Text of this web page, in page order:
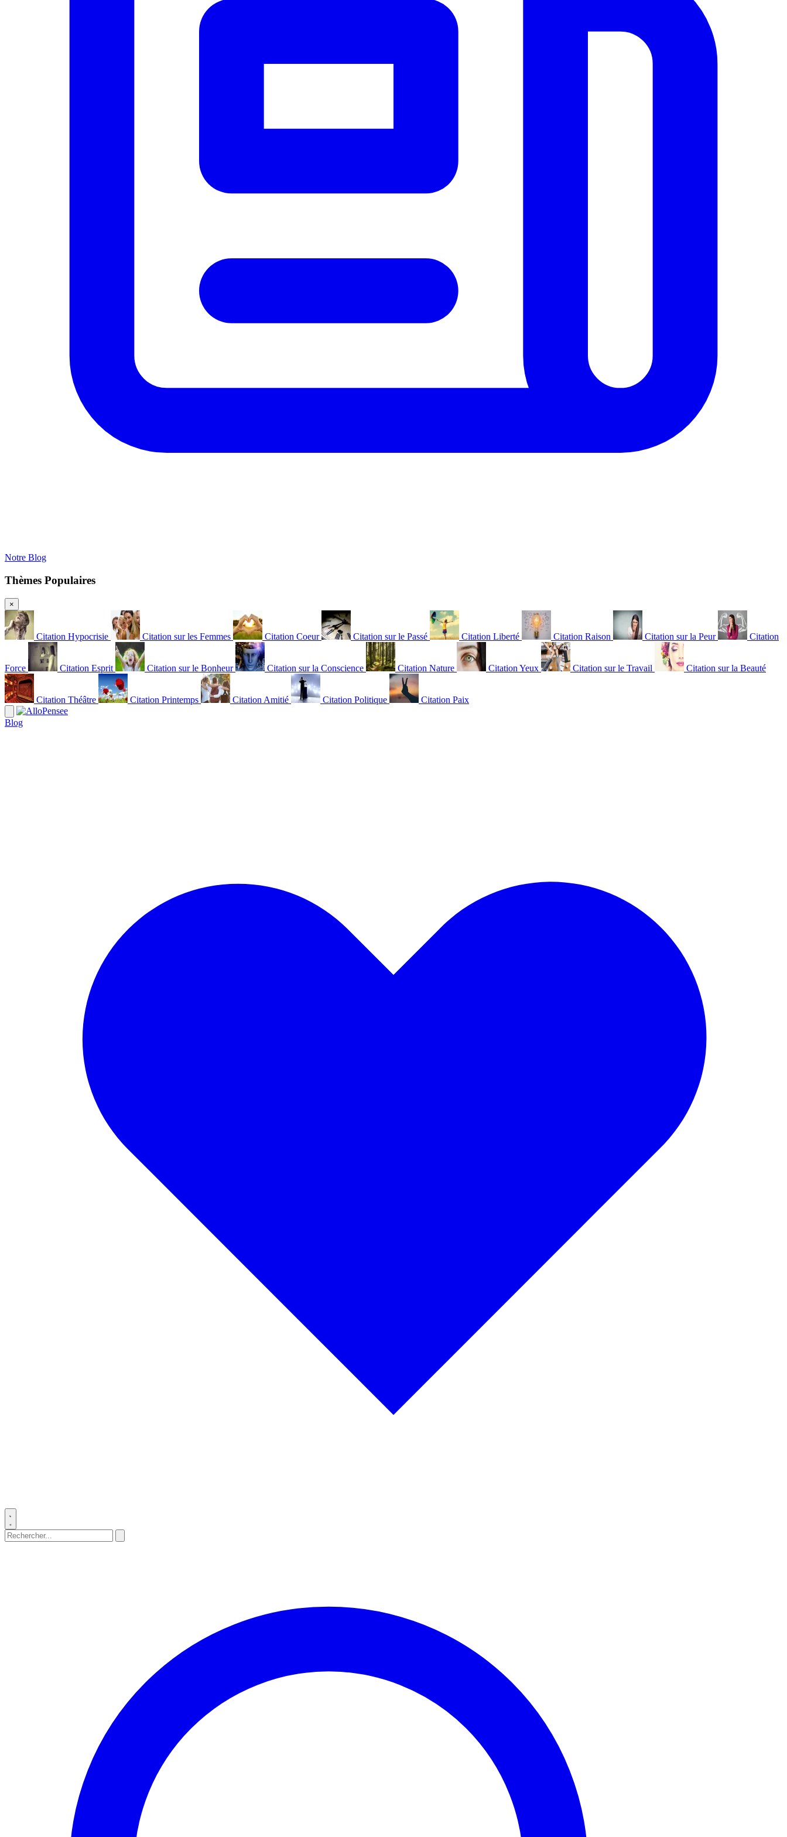
Notre Blog
Thèmes Populaires
×
Citation Hypocrisie Citation sur les Femmes Citation Coeur Citation sur le Passé Citation Liberté Citation Raison Citation sur la Peur Citation
Force Citation Esprit Citation sur le Bonheur Citation sur la Conscience Citation Nature Citation Yeux Citation sur le Travail Citation sur la Beauté
Citation Théâtre Citation Printemps Citation Amitié Citation Politique Citation Paix
Blog